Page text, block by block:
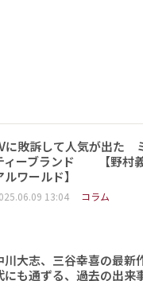
に敗訴して人気が出た
ィーブランド 【野村
ルワールド】
13:04 コラム
川大志、三谷幸喜の最新
にも通ずる、過去の出来